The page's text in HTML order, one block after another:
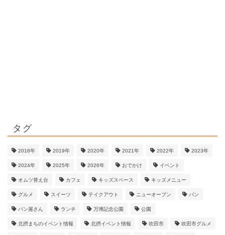
タグ
2018年 2019年 2020年 2021年 2022年 2023年
2024年 2025年 2026年 おでかけ イベント
オムツ替え台 カフェ キッズスペース キッズメニュー
グルメ スイーツ テイクアウト ニューオープン パン
パン屋さん ランチ 万博記念公園 公園
北摂まちのイベント情報 北摂イベント情報 吹田市 吹田市グルメ